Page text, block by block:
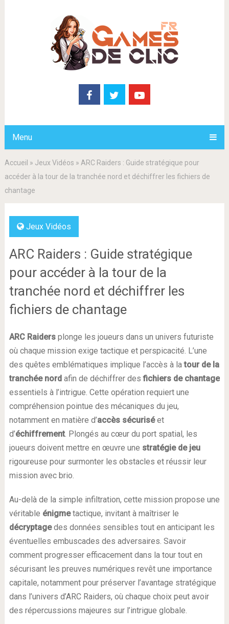
Menu
Accueil » Jeux Vidéos » ARC Raiders : Guide stratégique pour
accéder à la tour de la tranchée nord et déchiffrer les fichiers de
chantage
Jeux Vidéos
ARC Raiders : Guide stratégique
pour accéder à la tour de la
tranchée nord et déchiffrer les
fichiers de chantage
ARC Raidersplonge les joueurs dans un univers futuriste
où chaque mission exige tactique et perspicacité. L’une
des quêtes emblématiques implique l’accès à latour de la
tranchée nordafin de déchiffrer desfichiers de chantage
essentiels à l’intrigue. Cette opération requiert une
compréhension pointue des mécaniques du jeu,
notamment en matière d’accès sécuriséet
d’échiffrement. Plongés au cœur du port spatial, les
joueurs doivent mettre en œuvre une stratégie de jeu
rigoureuse pour surmonter les obstacles et réussir leur
mission avec brio.
Au-delà de la simple infiltration, cette mission propose une
véritable énigmetactique, invitant à maîtriser le
décryptagedes données sensibles tout en anticipant les
éventuelles embuscades des adversaires. Savoir
comment progresser efficacement dans la tour tout en
sécurisant les preuves numériques revêt une importance
capitale, notamment pour préserver l’avantage stratégique
dans l’univers d’ARC Raiders, où chaque choix peut avoir
des répercussions majeures sur l’intrigue globale.